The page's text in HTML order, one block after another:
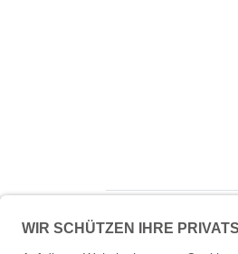
Lieferumfang